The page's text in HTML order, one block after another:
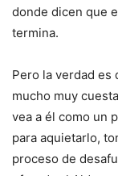
donde dicen que
termina.
Pero la verdad es
mucho muy
vea a él como un
para aquietarlo,
proceso de